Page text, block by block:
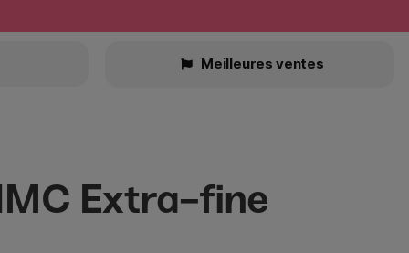
Meilleures ventes
Extra-fine